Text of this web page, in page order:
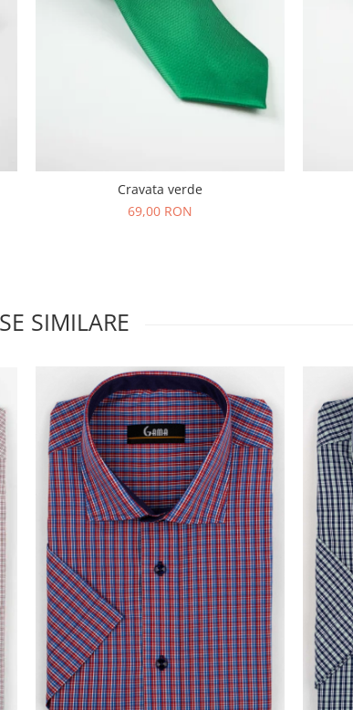
Cravata verde
69,00 RON
SIMILARE